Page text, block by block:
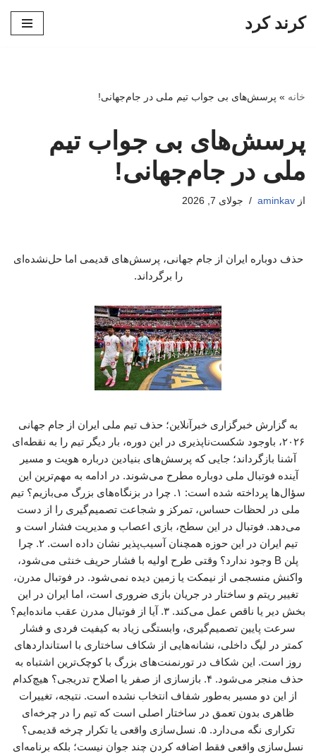
کرند کرد
خانه » پرسش‌های بی جواب تیم ملی در جام‌جهانی!
پرسش‌های بی جواب تیم
ملی در جام‌جهانی!
از aminkav جولای 7, 2026
حذف دوباره ایران از جام جهانی، پرسش‌های قدیمی اما حل‌نشده‌ای
را برگرداند.
به گزارش خبرگزاری خبرآنلاین؛ حذف تیم ملی ایران از جام جهانی
۲۰۲۶، باوجود شکست‌ناپذیری در این دوره، بار دیگر تیم را به نقطه‌ای
آشنا بازگرداند؛ جایی که پرسش‌های بنیادین درباره هویت و مسیر
آینده فوتبال ملی دوباره مطرح می‌شوند. در ادامه به مهم‌ترین این
سؤال‌ها پرداخته شده است: ۱. چرا در بزنگاه‌های بزرگ می‌بازیم؟ تیم
ملی در لحظات حساس، تمرکز و شجاعت تصمیم‌گیری را از دست
می‌دهد. فوتبال در این سطح، بازی اعصاب و مدیریت فشار است و
تیم ایران در این حوزه همچنان آسیب‌پذیر نشان داده است. ۲. چرا
پلن B وجود ندارد؟ وقتی طرح اولیه با فشار حریف خنثی می‌شود،
واکنش منسجمی از نیمکت یا زمین دیده نمی‌شود. در فوتبال مدرن،
تغییر ریتم و ساختار در جریان بازی ضروری است، اما ایران در این
بخش دیر یا ناقص عمل می‌کند. ۳. آیا از فوتبال مدرن عقب مانده‌ایم؟
سرعت پایین تصمیم‌گیری، وابستگی زیاد به کیفیت فردی و فشار
کمتر در لیگ داخلی، نشانه‌هایی از شکاف ساختاری با استانداردهای
روز است. این شکاف در تورنمنت‌های بزرگ با کوچک‌ترین اشتباه به
حذف منجر می‌شود. ۴. بازسازی از صفر یا اصلاح تدریجی؟ هیچ‌کدام
از این دو مسیر به‌طور شفاف انتخاب نشده است. نتیجه، تغییرات
ظاهری بدون تعمق در ساختار اصلی است که تیم را در چرخه‌ای
تکراری نگه می‌دارد. ۵. نسل‌سازی واقعی یا تکرار چرخه قدیمی؟
نسل‌سازی واقعی فقط اضافه کردن چند جوان نیست؛ بلکه برنامه‌ای